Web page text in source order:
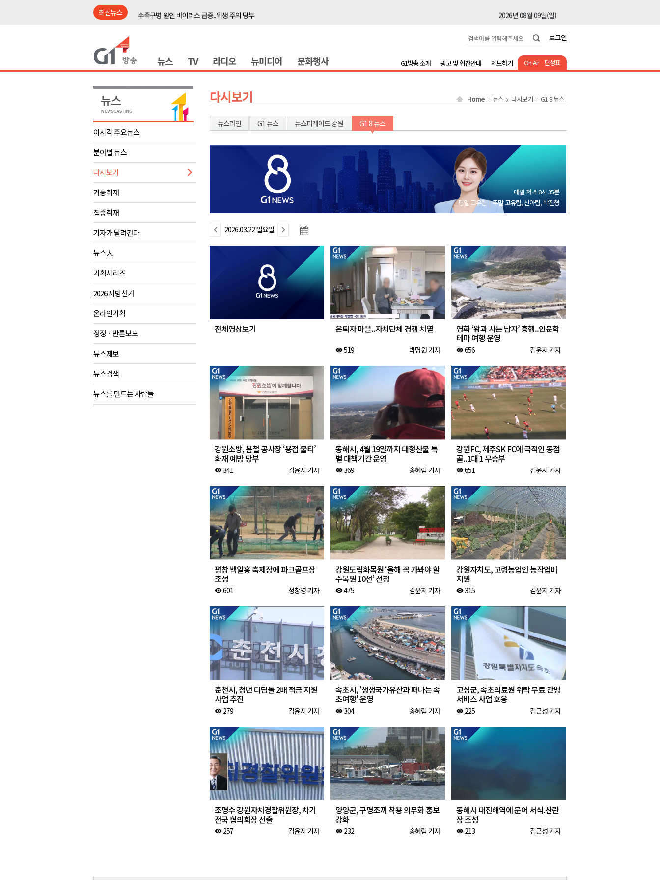
최신뉴스
수족구병 원인 바이러스 급증..위생 주의 당부
2026년 08월 09일(일)
2026년 08월 09일(일)
원주시, 지역첨단의료복합단지 지정 준비 본격화
2026년 08월 09일(일)
평창 전지훈련 성지..선수들 구슬땀
동해시, 어르신병원동행서비스 확대 운영
2026년 08월 09일(일)
원주환경청, 비산배출시설 미신고 사업장 점검
2026년 08월 09일(일)
수족구병 원인 바이러스 급증..위생 주의 당부
2026년 08월 09일(일)
춘천 돈사 화재..평창 교통사고 4명 경상
2026년 08월 09일(일)
동해안 이안류..지자체 대응 강화
2026년 08월 09일(일)
강원도 반려동물지원센터, 참여형 프로그램 신설
평창 전지훈련 성지..선수들 구슬땀
2026년 08월 09일(일)
동해시, 어르신병원동행서비스 확대 운영
2026년 08월 09일(일)
2026년 08월 09일(일)
로그인
뉴스 TV 라디오 뉴미디어 문화행사 On Air 편성표
G1방송 소개 광고 및 협찬안내 제보하기
이시각 주요뉴스
분야별 뉴스
다시보기
기동취재
집중취재
기자가 달려간다
뉴스人
기획시리즈
2026 지방선거
온라인기획
정정ㆍ반론보도
뉴스제보
뉴스검색
뉴스를 만드는 사람들
다시보기 Home 뉴스 다시보기 G1 8 뉴스
뉴스라인 G1 뉴스 뉴스퍼레이드 강원 G1 8 뉴스
매일 저녁 8시 35분
평일 고유림
주말 고유림, 신아림, 박진형
이
2026.03.22 일요일
전체영상보기 은퇴자 마을..자치단체 경쟁 치열
visibility519 박명원 기자
영화 ‘왕과 사는 남자’ 흥행..인문학
테마 여행 운영
visibility656 김윤지 기자
강원소방, 봄철 공사장 ‘용접 불티’
화재 예방 당부
visibility341 김윤지 기자
동해시, 4월 19일까지 대형산불 특
별 대책기간 운영
visibility369 송혜림 기자
강원FC, 제주SK FC에 극적인 동점
골..1대 1 무승부
visibility651 김윤지 기자
평창 백일홍 축제장에 파크골프장
조성
visibility601 정창영 기자
강원도립화목원 ‘올해 꼭 가봐야 할
수목원 10선’ 선정
visibility475 김윤지 기자
강원자치도, 고령농업인 농작업비
지원
visibility315 김윤지 기자
춘천시, 청년 디딤돌 2배 적금 지원
사업 추진
visibility 279 김윤지 기자
속초시, '생생국가유산과 떠나는 속
초여행' 운영
visibility304 송혜림 기자
고성군, 속초의료원 위탁 무료 간병
서비스 사업 호응
visibility 225 김근성 기자
조명수 강원자치경찰위원장, 차기
전국 협의회장 선출
visibility 257 김윤지 기자
양양군, 구명조끼 착용 의무화 홍보
강화
visibility 232 송혜림 기자
동해시 대진해역에 문어 서식.산란
장 조성
visibility 213 김근성 기자